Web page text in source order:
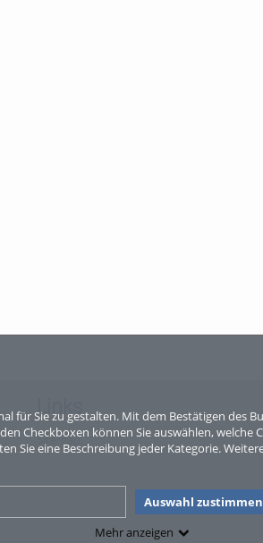
für Sie zu gestalten. Mit dem Bestätigen des
Checkboxen können Sie auswählen, welche
Sie eine Beschreibung jeder Kategorie.
Auswahl zustimmen
Mehr anzeigen
Links
Sitemap